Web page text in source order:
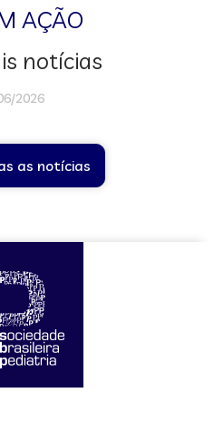
AÇÃO
notícias
2026
as notícias